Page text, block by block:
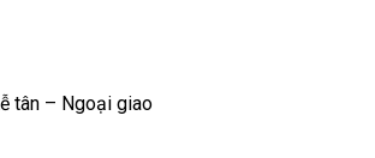
tân – Ngoại giao